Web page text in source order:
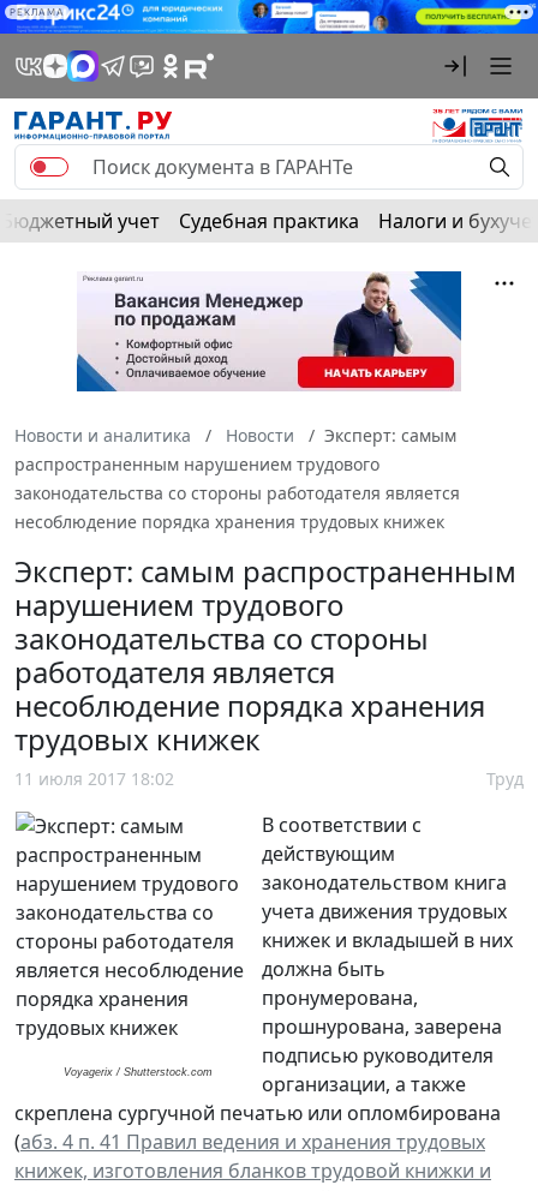
РЕКЛАМА
Бюджетный учет Судебная практика Налоги и
Новости и аналитика Новости
Эксперт: самым
распространенным нарушением трудового
законодательства со стороны работодателя является
несоблюдение порядка хранения трудовых книжек
Эксперт: самым распространенным
нарушением трудового
законодательства со стороны
работодателя является
несоблюдение порядка хранения
трудовых книжек
11 июля 2017 18:02 Труд
Voyagerix / Shutterstock.com
В соответствии с
действующим
законодательством книга
учета движения трудовых
книжек и вкладышей в них
должна быть
пронумерована,
прошнурована, заверена
подписью руководителя
организации, а также
скреплена сургучной печатью или опломбирована
(абз. 4 п. 41 Правил ведения и хранения трудовых
книжек, изготовления бланков трудовой книжки и